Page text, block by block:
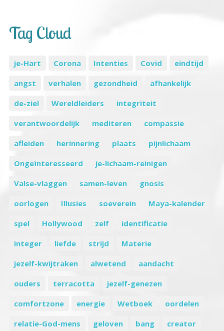
Tag Cloud
je-Hart Corona Intenties Covid
eindtijd
angst
verhalen gezondheid
afhankelijk
de-ziel
Wereldleiders
integriteit
verantwoordelijk
mediteren
compassie
afleiden
herinnering plaats
pijnlichaam
Ongeïnteresseerd
je-lichaam-reinigen
Valse-vlaggen
samen-leven
gnosis
oorlogen
Illusies soeverein
Maya-kalender
spel
Hollywood zelf
identificatie
integer
liefde strijd
Materie
jezelf-kwijtraken
alwetend
aandacht
ouders
terracotta
jezelf-genezen
comfortzone
energie Wetboek
oordelen
relatie-God-mens
geloven bang creator